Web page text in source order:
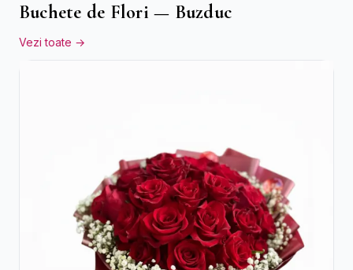
Buchete de Flori — Buzduc
Vezi toate →